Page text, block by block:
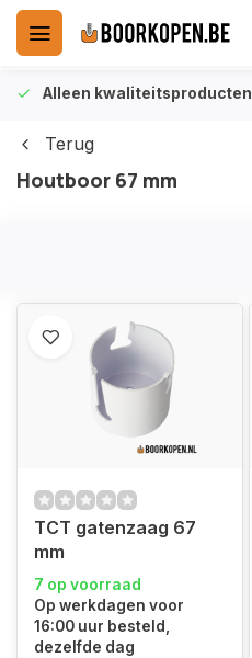
Alleen kwaliteitsproducten
Terug
Houtboor 67 mm
TCT gatenzaag 67
mm
7 op voorraad
Op werkdagen voor
16:00 uur besteld,
dezelfde dag